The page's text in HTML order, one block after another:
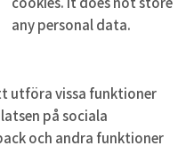
any personal data.
utföra vissa funktioner
på sociala
och andra funktioner